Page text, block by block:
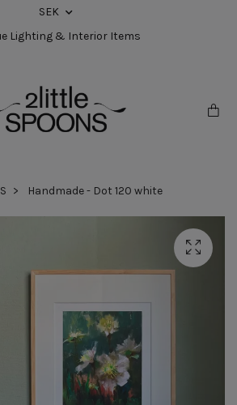
SEK
Lighting & Interior Items
Handmade - Dot 120 white